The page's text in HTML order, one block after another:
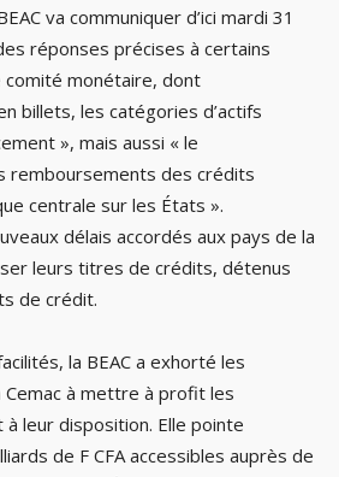
va communiquer d’ici mardi 31
réponses précises à certains
comité monétaire, dont
billets, les catégories d’actifs
», mais aussi « le
remboursements des crédits
centrale sur les États ».
délais accordés aux pays de la
leurs titres de crédits, détenus
de crédit.
la BEAC a exhorté les
à mettre à profit les
leur disposition. Elle pointe
de F CFA accessibles auprès de